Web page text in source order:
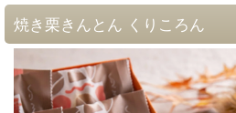
焼き栗きんとん くりころん